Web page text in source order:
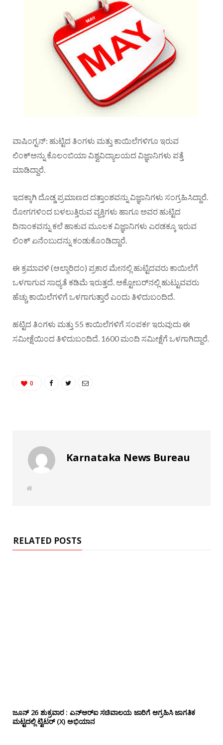
ವಾಷಿಂಗ್ಟನ್: ಹುಟ್ಟಿದ ತಿಂಗಳು ಮತ್ತು ಕಾಯಿಲೆಗಳಿಗೂ ಇರುವ
ಲಿಂಕ್‌ಅನ್ನು ಕೊಲಂಬಿಯಾ ವಿಶ್ವವಿದ್ಯಾಲಯದ ವಿಜ್ಞಾನಿಗಳು ಪತ್ತೆ
ಮಾಡಿದ್ದಾರೆ.
ಇದಕ್ಕಾಗಿ ದೊಡ್ಡ ಪ್ರಮಾಣದ ದತ್ತಾಂಶವನ್ನು ವಿಜ್ಞಾನಿಗಳು ಸಂಗ್ರಹಿಸಿದ್ದಾರೆ.
ರೋಗಗಳಿಂದ ಬಳಲುತ್ತಿರುವ ವ್ಯಕ್ತಿಗಳು ಹಾಗೂ ಅವರ ಹುಟ್ಟಿದ
ದಿನಾಂಕವನ್ನು ಕಲೆ ಹಾಕುವ ಮೂಲಕ ವಿಜ್ಞಾನಿಗಳು ಎರಡಕ್ಕೂ ಇರುವ
ಲಿಂಕ್ ಏನೆಂಬುದನ್ನು ಕಂಡುಕೊಂಡಿದ್ದಾರೆ.
ಈ ಕ್ರಮಾವಳಿ (ಆಲ್ಗಾರಿದಂ) ಪ್ರಕಾರ ಮೇನಲ್ಲಿ ಹುಟ್ಟಿದವರು ಕಾಯಿಲೆಗೆ
ಒಳಗಾಗುವ ಸಾಧ್ಯತೆ ಕಡಿಮೆ ಇರುತ್ತದೆ. ಅಕ್ಟೋಬರ್‌ನಲ್ಲಿ ಹುಟ್ಟುವವರು
ಹೆಚ್ಚು ಕಾಯಿಲೆಗಳಿಗೆ ಒಳಗಾಗುತ್ತಾರೆ ಎಂದು ತಿಳಿದುಬಂದಿದೆ.
ಹಟ್ಟಿದ ತಿಂಗಳು ಮತ್ತು 55 ಕಾಯಿಲೆಗಳಿಗೆ ಸಂಪರ್ಕ ಇರುವುದು ಈ
ಸಮೀಕ್ಷೆಯಿಂದ ತಿಳಿದುಬಂದಿದೆ. 1600 ಮಂದಿ ಸಮೀಕ್ಷೆಗೆ ಒಳಗಾಗಿದ್ದಾರೆ.
0
Karnataka News Bureau
W
RELATED POSTS
ಜೂನ್ 26 ಶುಕ್ರವಾರ : ಎನ್‌ಆರ್‌ಐ ಸಚಿವಾಲಯ ಜಾರಿಗೆ ಆಗ್ರಹಿಸಿ ಜಾಗತಿಕ
ಮಟ್ಟದಲ್ಲಿ ಟ್ವಿಟರ್ (X) ಅಭಿಯಾನ